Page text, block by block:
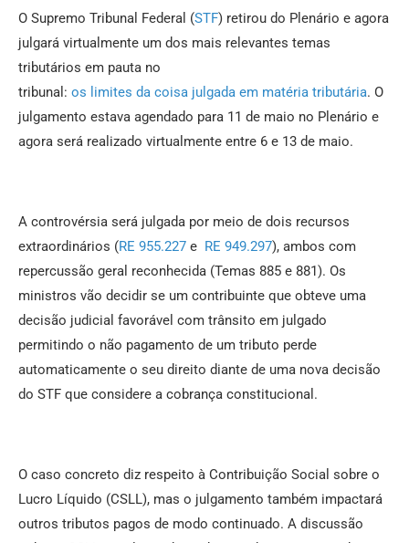
O Supremo Tribunal Federal (STF) retirou do Plenário e agora
julgará virtualmente um dos mais relevantes temas
tributários em pauta no
tribunal: os limites da coisa julgada em matéria tributária. O
julgamento estava agendado para 11 de maio no Plenário e
agora será realizado virtualmente entre 6 e 13 de maio.
A controvérsia será julgada por meio de dois recursos
extraordinários (RE 955.227 e RE 949.297), ambos com
repercussão geral reconhecida (Temas 885 e 881). Os
ministros vão decidir se um contribuinte que obteve uma
decisão judicial favorável com trânsito em julgado
permitindo o não pagamento de um tributo perde
automaticamente o seu direito diante de uma nova decisão
do STF que considere a cobrança constitucional.
O caso concreto diz respeito à Contribuição Social sobre o
Lucro Líquido (CSLL), mas o julgamento também impactará
outros tributos pagos de modo continuado. A discussão